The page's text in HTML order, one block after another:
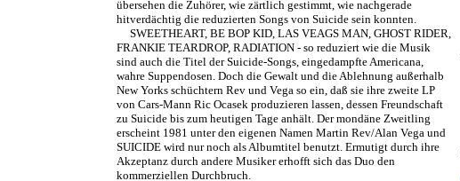
übersehen die Zuhörer, wie zärtlich gestimmt, wie nachgerade
hitverdächtig die reduzierten Songs von Suicide sein konnten.
SWEETHEART, BE BOP KID, LAS VEAGS MAN, GHOST RIDER,
FRANKIE TEARDROP, RADIATION - so reduziert wie die Musik
sind auch die Titel der Suicide-Songs, eingedampfte Americana,
wahre Suppendosen. Doch die Gewalt und die Ablehnung außerhalb
New Yorks schüchtern Rev und Vega so ein, daß sie ihre zweite LP
von Cars-Mann Ric Ocasek produzieren lassen, dessen Freundschaft
zu Suicide bis zum heutigen Tage anhält. Der mondäne Zweitling
erscheint 1981 unter den eigenen Namen Martin Rev/Alan Vega und
SUICIDE wird nur noch als Albumtitel benutzt. Ermutigt durch ihre
Akzeptanz durch andere Musiker erhofft sich das Duo den
kommerziellen Durchbruch.